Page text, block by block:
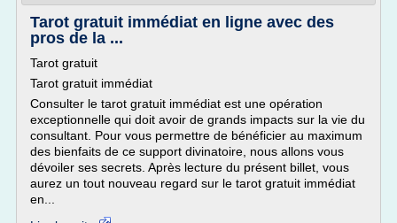
Tarot gratuit immédiat en ligne avec des
pros de la ...
Tarot gratuit
Tarot gratuit immédiat
Consulter le tarot gratuit immédiat est une opération
exceptionnelle qui doit avoir de grands impacts sur la vie du
consultant. Pour vous permettre de bénéficier au maximum
des bienfaits de ce support divinatoire, nous allons vous
dévoiler ses secrets. Après lecture du présent billet, vous
aurez un tout nouveau regard sur le tarot gratuit immédiat
en...